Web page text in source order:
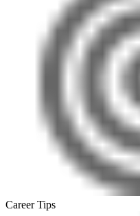
Career Tips